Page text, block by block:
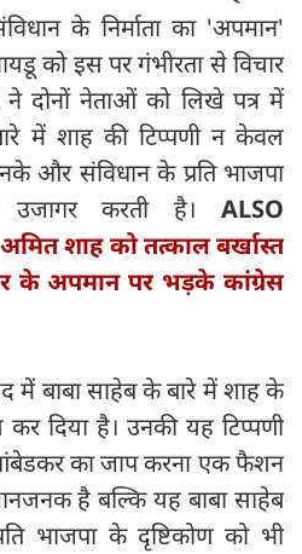
के निर्माता का 'अपमान'
को इस पर गंभीरता से विचार
ने दोनों नेताओं को लिखे पत्र में
में शाह की टिप्पणी न केवल
और संविधान के प्रति भाजपा
करती है। ALSO
शाह को तत्काल बर्खास्त
के अपमान पर भड़के कांग्रेस
में बाबा साहेब के बारे में शाह के
दिया है। उनकी यह टिप्पणी
का जाप करना एक फैशन
है बल्कि यह बाबा साहेब
भाजपा के दृष्टिकोण को भी